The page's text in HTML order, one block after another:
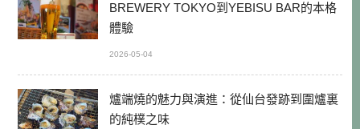
BREWERY TOKYO到YEBISU BAR的本格
體驗
2026-05-04
爐端燒的魅力與演進：從仙台發跡到圍爐裏
的純樸之味